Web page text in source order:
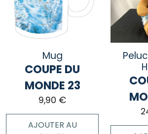
Mug
COUPE DU
MONDE 23
9,90 €
AJOUTER AU